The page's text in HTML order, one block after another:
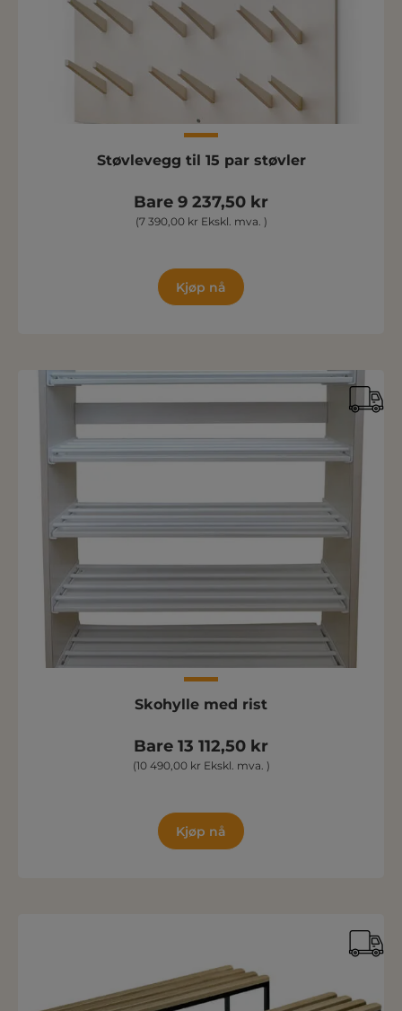
Støvlevegg til 15 par støvler
Bare 9 237,50 kr
(7 390,00 kr Ekskl. mva. )
Kjøp nå
Skohylle med rist
Bare 13 112,50 kr
(10 490,00 kr Ekskl. mva. )
Kjøp nå